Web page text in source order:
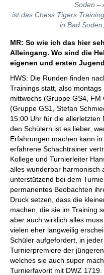
Soden –
ist das Chess Tigers
in Bad
MR: So wie ich das hier
Alleingang. Wo sind die
eigenen und ersten
HWS: Die Runden finden
Trainings statt, also
mittwochs (Gruppe GS4,
(Gruppe GS1, Stefan
15:00 Uhr für die allerletzten
den Schülern ist es lieber,
Erfahrungen machen kann
erfahrene Schachtrainer
Kollege und Turnierleiter
alles wunderbar harmonisch
unterstützend bei dem
permanentes Beobachten
Druck setzen, dass die
machen, die sie im Training
aber auch wirklich alles
vielen eher langweilig
Schüler aufgefordert, in
Turnierpremiere der
welches sie auch super
Turnierfavorit mit DWZ 1719.